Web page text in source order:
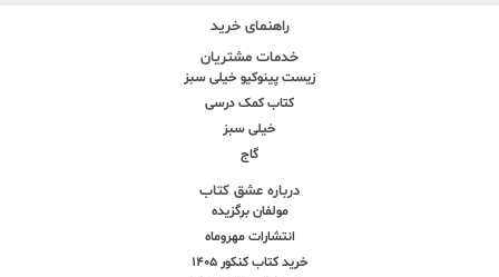
راهنمای خرید
خدمات مشتریان
زیست پینوکیو خیلی سبز
کتاب کمک درسی
خیلی سبز
گاج
درباره عشق کتاب
مولفان برگزیده
انتشارات مهروماه
خرید کتاب کنکور 1405